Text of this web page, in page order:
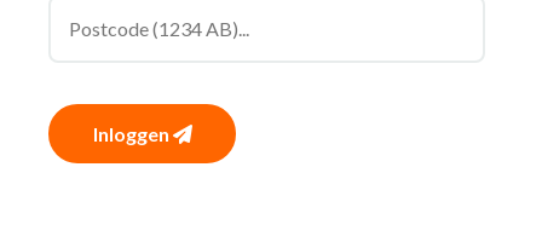
Inloggen